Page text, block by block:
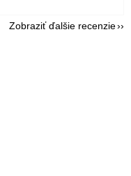
Zobraziť ďalšie recenzie